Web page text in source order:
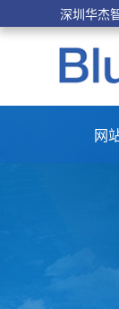
深圳华杰
网